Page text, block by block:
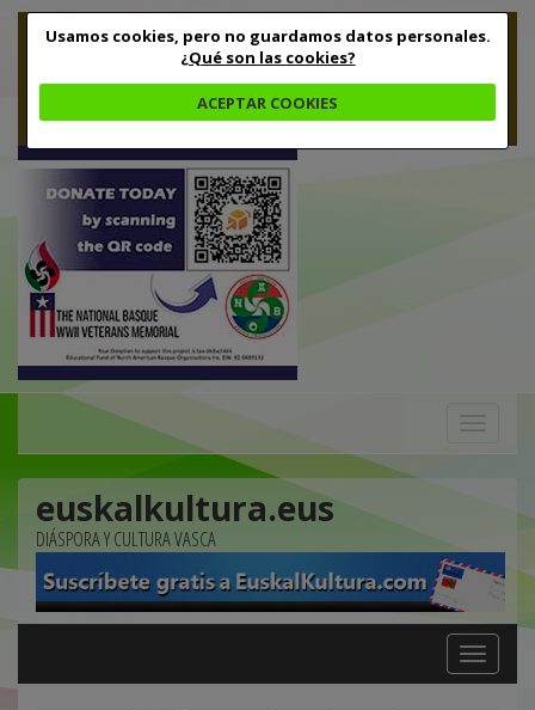
Usamos cookies, pero no guardamos datos personales.
¿Qué son las cookies?
ACEPTAR COOKIES
euskalkultura.eus
DIÁSPORA Y CULTURA VASCA
Toggle
navigation